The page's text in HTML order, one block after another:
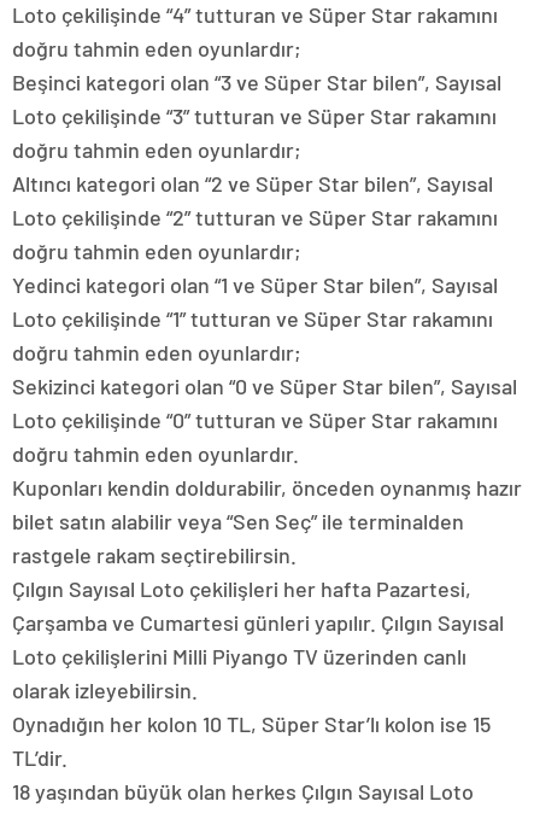
Loto çekilişinde “4” tutturan ve Süper Star rakamını
doğru tahmin eden oyunlardır;
Beşinci kategori olan “3 ve Süper Star bilen”, Sayısal
Loto çekilişinde “3” tutturan ve Süper Star rakamını
doğru tahmin eden oyunlardır;
Altıncı kategori olan “2 ve Süper Star bilen”, Sayısal
Loto çekilişinde “2” tutturan ve Süper Star rakamını
doğru tahmin eden oyunlardır;
Yedinci kategori olan “1 ve Süper Star bilen”, Sayısal
Loto çekilişinde “1” tutturan ve Süper Star rakamını
doğru tahmin eden oyunlardır;
Sekizinci kategori olan “0 ve Süper Star bilen”, Sayısal
Loto çekilişinde “0” tutturan ve Süper Star rakamını
doğru tahmin eden oyunlardır.
Kuponları kendin doldurabilir, önceden oynanmış hazır
bilet satın alabilir veya “Sen Seç” ile terminalden
rastgele rakam seçtirebilirsin.
Çılgın Sayısal Loto çekilişleri her hafta Pazartesi,
Çarşamba ve Cumartesi günleri yapılır. Çılgın Sayısal
Loto çekilişlerini Milli Piyango TV üzerinden canlı
olarak izleyebilirsin.
Oynadığın her kolon 10 TL, Süper Star’lı kolon ise 15
TL’dir.
18 yaşından büyük olan herkes Çılgın Sayısal Loto